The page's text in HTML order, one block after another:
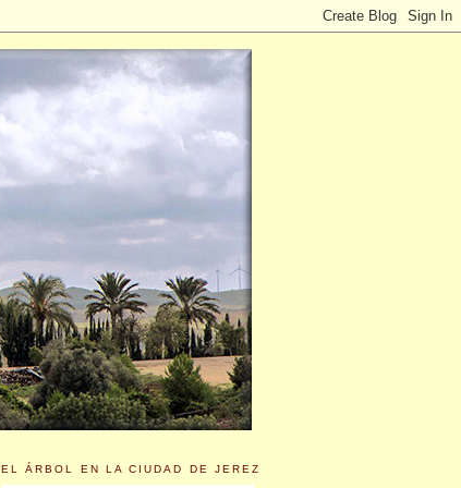
EL ÁRBOL EN LA CIUDAD DE JEREZ